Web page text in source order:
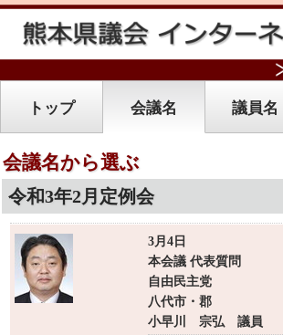
トップ 会議名 議員名
会議名から選ぶ
令和3年2月定例会
3月4日
本会議 代表質問
自由民主党
八代市・郡
小早川 宗弘 議員